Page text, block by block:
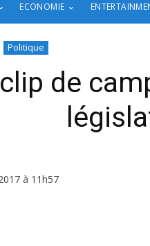
ECONOMIE
Politique
de
à 11h57